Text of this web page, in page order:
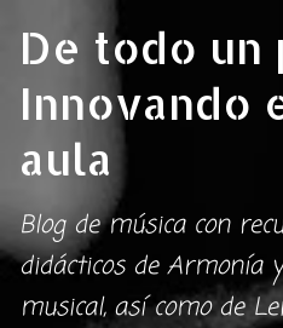
De todo un
Innovando
aula
Blog de música con
didácticos de Armonía
musical, así como de